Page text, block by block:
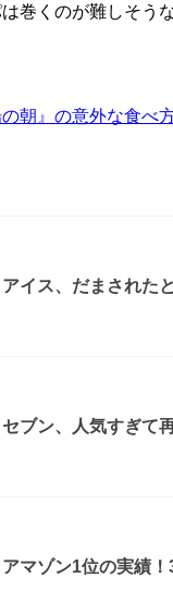
巻くのが難しそう
』の意外な食べ
アイス、だまされた
セブン、人気すぎて
アマゾン1位の実績！